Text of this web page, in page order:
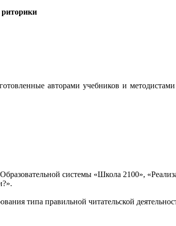
риторики
авторами учебников и методистами
системы «Школа 2100»,
типа правильной читательской